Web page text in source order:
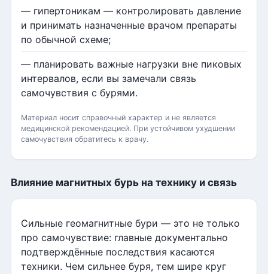
— гипертоникам — контролировать давление
и принимать назначенные врачом препараты
по обычной схеме;
— планировать важные нагрузки вне пиковых
интервалов, если вы замечали связь
самочувствия с бурями.
Материал носит справочный характер и не является
медицинской рекомендацией. При устойчивом ухудшении
самочувствия обратитесь к врачу.
Влияние магнитных бурь на технику и связь
Сильные геомагнитные бури — это не только
про самочувствие: главные документально
подтверждённые последствия касаются
техники. Чем сильнее буря, тем шире круг